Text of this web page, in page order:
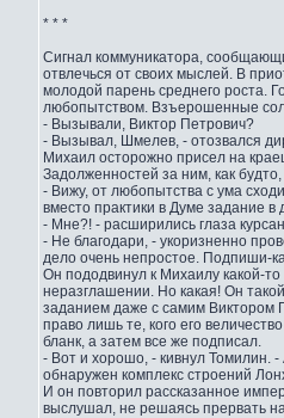
* * *
Сигнал коммуникатора,
отвлечься от своих мыслей. В
молодой парень среднего роста.
любопытством. Взъерошенные
- Вызывали, Виктор Петрович?
- Вызывал, Шмелев, - отозвался
Михаил осторожно присел на
Задолженностей за ним, как
- Вижу, от любопытства с ума
вместо практики в Думе задание в
- Мне?! - расширились глаза
- Не благодари, - укоризненно
дело очень непростое. Подпиши-
Он пододвинул к Михаилу какой-
неразглашении. Но какая! Он
заданием даже с самим Виктором
право лишь те, кого его
бланк, а затем все же подписал.
- Вот и хорошо, - кивнул Томилин.
обнаружен комплекс строений
И он повторил рассказанное
выслушал, не решаясь прервать